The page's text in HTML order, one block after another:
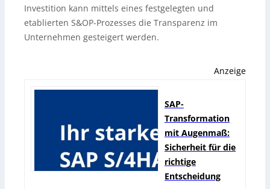
Investition kann mittels eines festgelegten und
etablierten S&OP-Prozesses die Transparenz im
Unternehmen gesteigert werden.
Anzeige
SAP-
Transformation
mit Augenmaß:
Sicherheit für die
richtige
Entscheidung